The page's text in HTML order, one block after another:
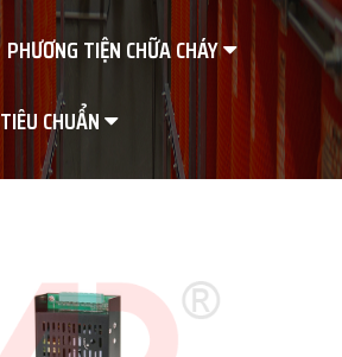
PHƯƠNG TIỆN CHỮA CHÁY
TIÊU CHUẨN